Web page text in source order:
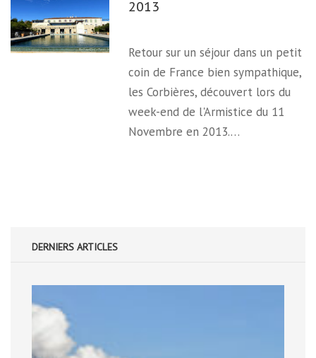
2013
Retour sur un séjour dans un petit
coin de France bien sympathique,
les Corbières, découvert lors du
week-end de l'Armistice du 11
Novembre en 2013.…
DERNIERS ARTICLES